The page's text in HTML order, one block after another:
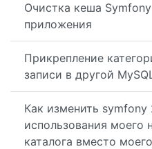
Очистка кеша
приложения
Прикрепление
записи в другой
Как изменить
использования моего
каталога вместо